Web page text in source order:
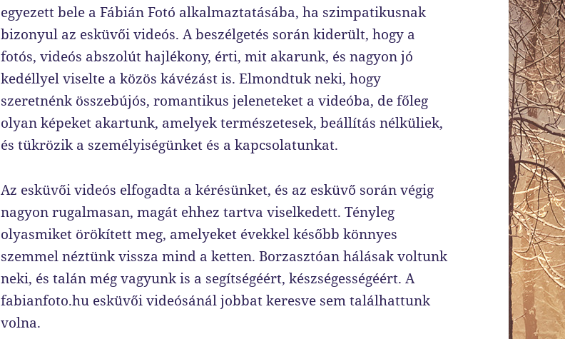
egyezett bele a Fábián Fotó alkalmaztatásába, ha szimpatikusnak
bizonyul az esküvői videós. A beszélgetés során kiderült, hogy a
fotós, videós abszolút hajlékony, érti, mit akarunk, és nagyon jó
kedéllyel viselte a közös kávézást is. Elmondtuk neki, hogy
szeretnénk összebújós, romantikus jeleneteket a videóba, de főleg
olyan képeket akartunk, amelyek természetesek, beállítás nélküliek,
és tükrözik a személyiségünket és a kapcsolatunkat.
Az esküvői videós elfogadta a kérésünket, és az esküvő során végig
nagyon rugalmasan, magát ehhez tartva viselkedett. Tényleg
olyasmiket örökített meg, amelyeket évekkel később könnyes
szemmel néztünk vissza mind a ketten. Borzasztóan hálásak voltunk
neki, és talán még vagyunk is a segítségéért, készségességéért. A
fabianfoto.hu esküvői videósánál jobbat keresve sem találhattunk
volna.